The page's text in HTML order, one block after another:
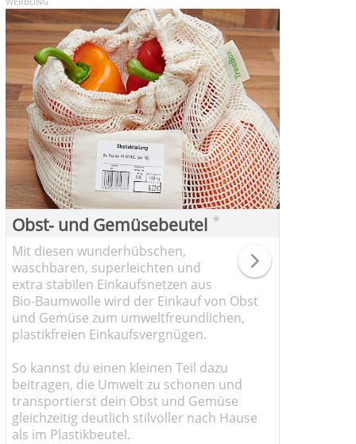
Obst- und Gemüsebeutel *
Mit diesen wunderhübschen,
waschbaren, superleichten und
extra stabilen Einkaufsnetzen aus
Bio-Baumwolle wird der Einkauf von Obst
und Gemüse zum umweltfreundlichen,
plastikfreien Einkaufsvergnügen.
So kannst du einen kleinen Teil dazu
beitragen, die Umwelt zu schonen und
transportierst dein Obst und Gemüse
gleichzeitig deutlich stilvoller nach Hause
als im Plastikbeutel.